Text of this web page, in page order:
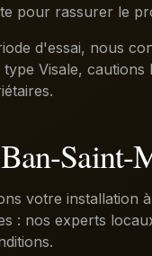
pour rassurer le
d'essai, nous
Visale,
Saint-
votre installation
: nos experts